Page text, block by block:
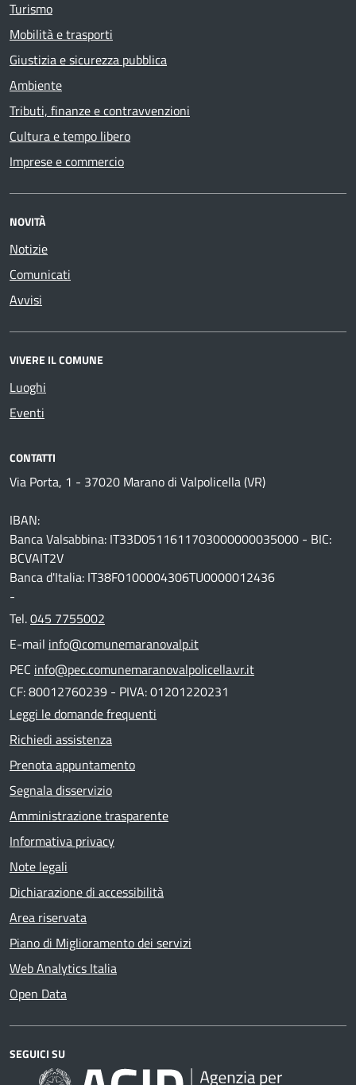
Turismo
Mobilità e trasporti
Giustizia e sicurezza pubblica
Ambiente
Tributi, finanze e contravvenzioni
Cultura e tempo libero
Imprese e commercio
NOVITÀ
Notizie
Comunicati
Avvisi
VIVERE IL COMUNE
Luoghi
Eventi
CONTATTI
Via Porta, 1 - 37020 Marano di Valpolicella (VR)
IBAN:
Banca Valsabbina: IT33D0511611703000000035000 - BIC:
BCVAIT2V
Banca d'Italia: IT38F0100004306TU0000012436
-
Tel.045 7755002
E-mail info@comunemaranovalp.it
PEC info@pec.comunemaranovalpolicella.vr.it
CF: 80012760239 - PIVA: 01201220231
Leggi le domande frequenti
Richiedi assistenza
Prenota appuntamento
Segnala disservizio
Amministrazione trasparente
Informativa privacy
Note legali
Dichiarazione di accessibilità
Area riservata
Piano di Miglioramento dei servizi
Web Analytics Italia
Open Data
SEGUICI SU